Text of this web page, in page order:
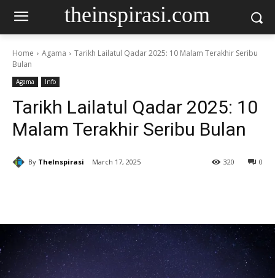
theinspirasi.com
Home Agama
Tarikh Lailatul Qadar 2025: 10 Malam Terakhir Seribu
Bulan
Agama Info
Tarikh Lailatul Qadar 2025: 10
Malam Terakhir Seribu Bulan
By TheInspirasi March 17, 2025 0
320